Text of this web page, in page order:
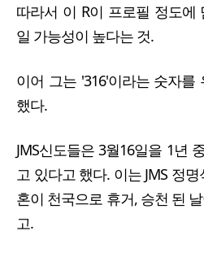
따라서 이 R이 프로필 정도에
일 가능성이 높다는 것.
이어 그는 '316'이라는 숫자를
했다.
JMS신도들은 3월16일을 1년
고 있다고 했다. 이는 JMS 정
혼이 천국으로 휴거, 승천 된
고.